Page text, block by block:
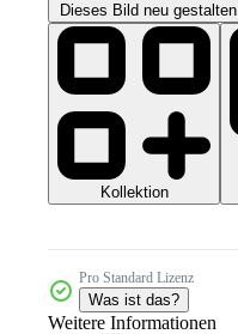
Dieses Bild neu gestalten
Kollektion
Pro Standard Lizenz
Was ist das?
Weitere Informationen